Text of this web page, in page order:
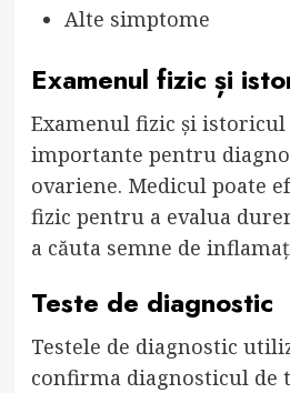
Alte simptome
Examenul fizic și
Examenul fizic și
importante pentru
ovariene. Medicul poate
fizic pentru a evalua
a căuta semne de
Teste de diagnostic
Testele de diagnostic
confirma diagnosticul de